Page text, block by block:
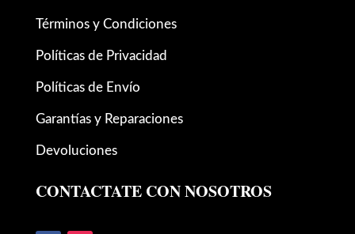
Términos y Condiciones
Políticas de Privacidad
Políticas de Envío
Garantías y Reparaciones
Devoluciones
CONTACTATE CON NOSOTROS